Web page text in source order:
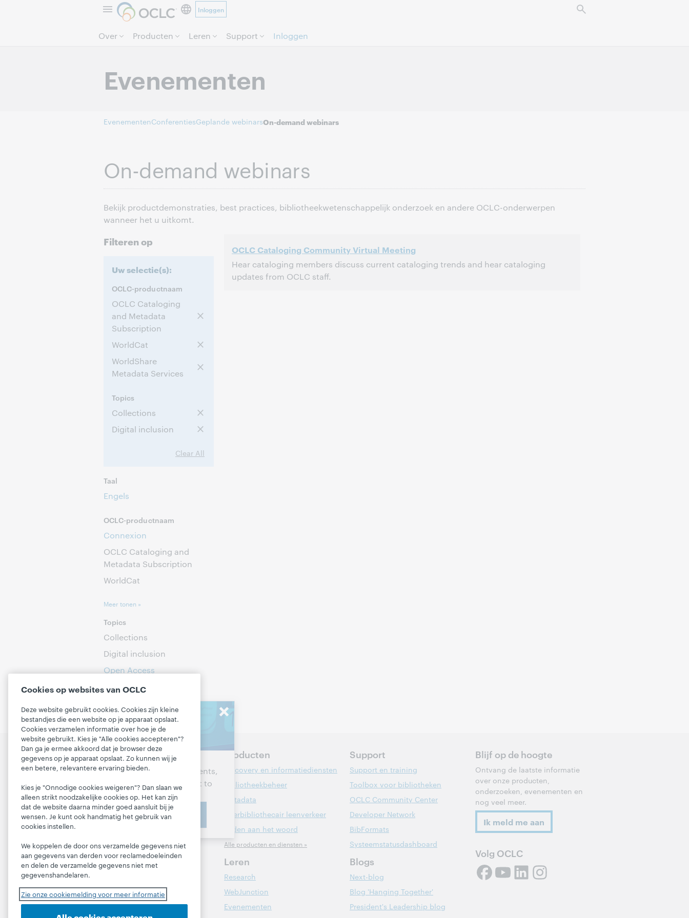
Inloggen
Over Producten Leren Support Inloggen
Evenementen
EvenementenConferentiesGeplande webinarsOn-demand webinars
On-demand webinars
Bekijk productdemonstraties, best practices, bibliotheekwetenschappelijk onderzoek en andere OCLC-onderwerpen
wanneer het u uitkomt.
Filteren op
Uw selectie(s):
OCLC-productnaam
OCLC Cataloging
and Metadata
Subscription
WorldCat
WorldShare
Metadata Services
Topics
Collections
Digital inclusion
Clear All
Taal
Engels
OCLC-productnaam
Connexion
OCLC Cataloging and
Metadata Subscription
WorldCat
Meer tonen »
Topics
Collections
Digital inclusion
Open Access
OCLC Cataloging Community Virtual Meeting
Hear cataloging members discuss current cataloging trends and hear cataloging
updates from OCLC staff.
Stay in the
know
Get the latest product
updates, research, events,
and much more—right to
your inbox.
Subscribe now
Bepaal de volgende
stappen voor jouw
bibliotheek
Contacteer ons
Over OCLC
Werken bij OCLC
Financieel
Ons bestuur
Producten
Discovery en informatiediensten
Bibliotheekbeheer
Metadata
Interbibliothecair leenverkeer
Leden aan het woord
Alle producten en diensten »
Leren
Research
WebJunction
Evenementen
Support
Support en training
Toolbox voor bibliotheken
OCLC Community Center
Developer Network
BibFormats
Systeemstatusdashboard
Blogs
Next-blog
Blog 'Hanging Together'
President's Leadership blog
Blijf op de hoogte
Ontvang de laatste informatie
over onze producten,
onderzoeken, evenementen en
nog veel meer.
Ik meld me aan
Volg OCLC
Cookies op websites van OCLC
Deze website gebruikt cookies. Cookies zijn kleine
bestandjes die een website op je apparaat opslaat.
Cookies verzamelen informatie over hoe je de
website gebruikt. Kies je "Alle cookies accepteren"?
Dan ga je ermee akkoord dat je browser deze
gegevens op je apparaat opslaat. Zo kunnen wij je
een betere, relevantere ervaring bieden.
Kies je "Onnodige cookies weigeren"? Dan slaan we
alleen strikt noodzakelijke cookies op. Het kan zijn
dat de website daarna minder goed aansluit bij je
wensen. Je kunt ook handmatig het gebruik van
cookies instellen.
We koppelen de door ons verzamelde gegevens niet
aan gegevens van derden voor reclamedoeleinden
en delen de verzamelde gegevens niet met
gegevenshandelaren.
Zie onze cookiemelding voor meer informatie